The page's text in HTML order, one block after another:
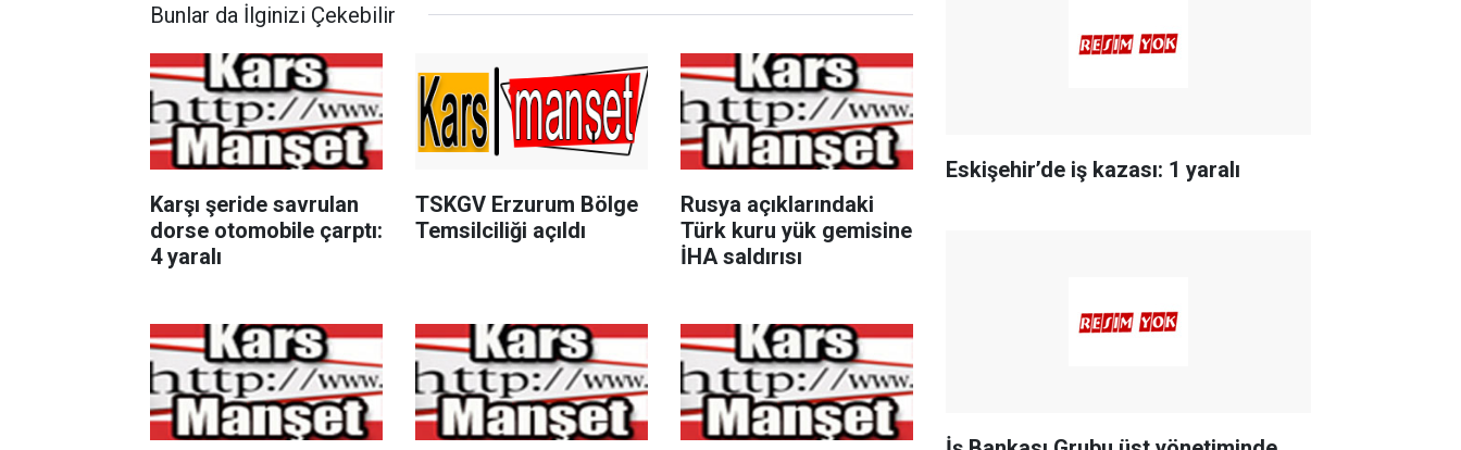
Bunlar da İlginizi Çekebilir
Karşı şeride savrulan
dorse otomobile çarptı:
4 yaralı
TSKGV Erzurum Bölge
Temsilciliği açıldı
Rusya açıklarındaki
Türk kuru yük gemisine
İHA saldırısı
Eskişehir’de iş kazası: 1 yaralı